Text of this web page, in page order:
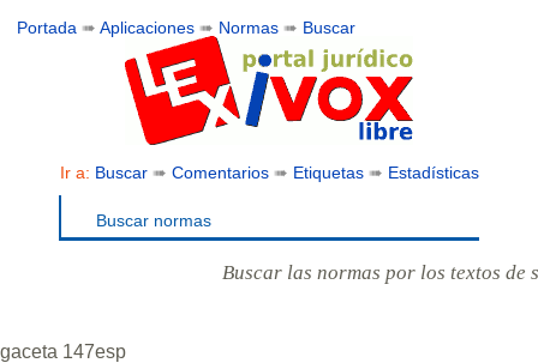
Portada ➠Aplicaciones ➠ Normas ➠ Buscar
Ir a: Buscar➠ Comentarios➠ Etiquetas➠ Estadísticas
Buscar normas
Buscar las normas por los textos de
gaceta 147esp